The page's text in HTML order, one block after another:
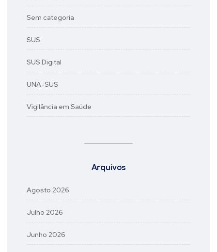
Sem categoria
SUS
SUS Digital
UNA-SUS
Vigilância em Saúde
Arquivos
Agosto 2026
Julho 2026
Junho 2026